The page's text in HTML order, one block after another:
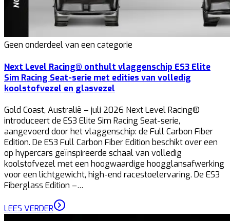
Geen onderdeel van een categorie
Next Level Racing® onthult vlaggenschip ES3 Elite
Sim Racing Seat-serie met edities van volledig
koolstofvezel en glasvezel
Gold Coast, Australië – juli 2026 Next Level Racing®
introduceert de ES3 Elite Sim Racing Seat-serie,
aangevoerd door het vlaggenschip: de Full Carbon Fiber
Edition. De ES3 Full Carbon Fiber Edition beschikt over een
op hypercars geïnspireerde schaal van volledig
koolstofvezel met een hoogwaardige hoogglansafwerking
voor een lichtgewicht, high-end racestoelervaring. De ES3
Fiberglass Edition –…
LEES VERDER